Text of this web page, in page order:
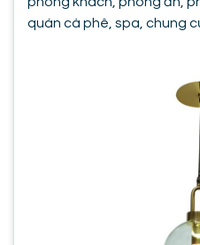
quán cà phê, spa, chung